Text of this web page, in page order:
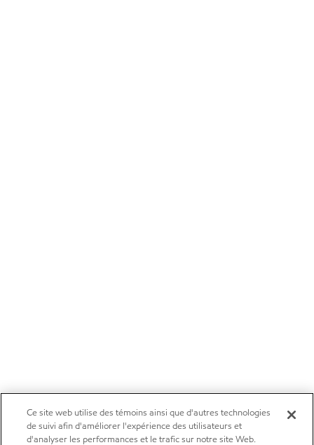
Ce site web utilise des témoins ainsi que d'autres technologies
de suivi afin d'améliorer l'expérience des utilisateurs et
d'analyser les performances et le trafic sur notre site Web.